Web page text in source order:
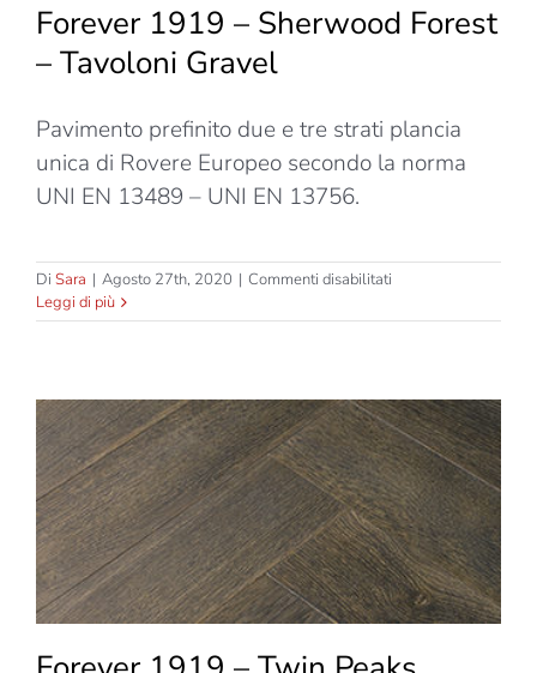
Forever 1919 – Sherwood Forest
– Tavoloni Gravel
Pavimento prefinito due e tre strati plancia
unica di Rovere Europeo secondo la norma
UNI EN 13489 – UNI EN 13756.
Di Sara | Agosto 27th, 2020 | Commenti disabilitati
1919
–
Tavoloni
Gravel
Leggi di più